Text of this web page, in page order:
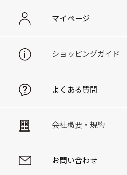
マイページ
ショッピングガイド
よくある質問
会社概要・規約
お問い合わせ